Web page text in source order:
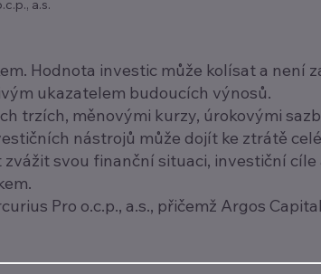
a.s.
Hodnota investic může kolísat a není
ukazatelem budoucích výnosů.
trzích, měnovými kurzy, úrokovými
nástrojů může dojít ke ztrátě
svou finanční situaci, investiční
Pro o.c.p., a.s., přičemž Argos